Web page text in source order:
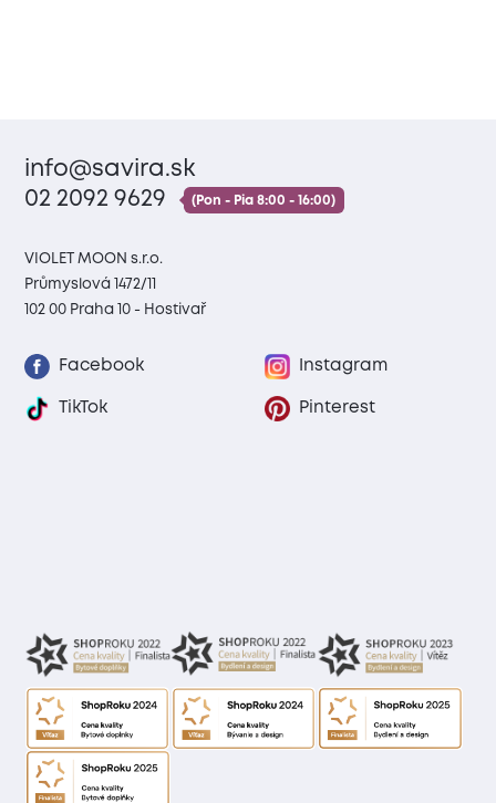
info@savira.sk
02 2092 9629
(Pon - Pia 8:00 - 16:00)
VIOLET MOON s.r.o.
Průmyslová 1472/11
102 00 Praha 10 - Hostivař
Facebook Instagram
TikTok Pinterest